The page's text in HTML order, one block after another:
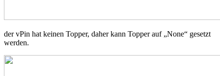
der vPin hat keinen Topper, daher kann Topper auf „None“ gesetzt
werden.